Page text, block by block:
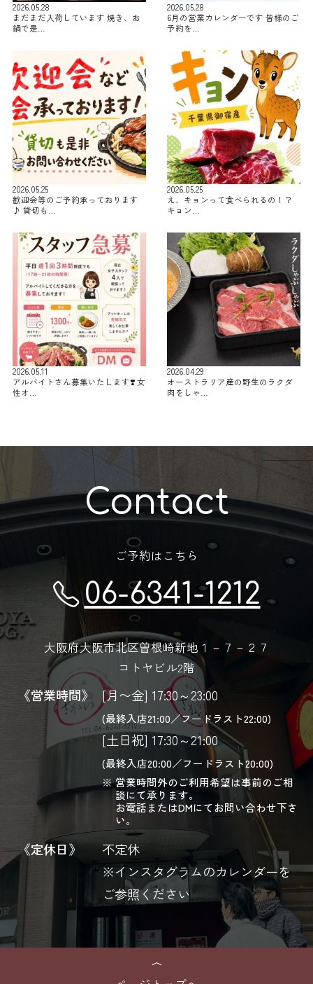
2026.05.28
まだまだ入荷しています 焼き、お
鍋で是…
2026.05.28
6月の営業カレンダーです 皆様のご
予約を…
2026.05.25
歓迎会等のご予約承っております
♪ 貸切も…
2026.05.25
え、キョンって食べられるの！？
キョン…
2026.05.11
アルバイトさん募集いたします❣️ 女
性オ…
2026.04.29
オーストラリア産の野生のラクダ
肉をしゃ…
Contact
ご予約はこちら
06-6341-1212
大阪府大阪市北区曽根崎新地１－７－２７
コトヤビル2階
《営業時間》 [月〜金] 17:30～23:00
(最終入店21:00／フードラスト22:00)
[土日祝] 17:30～21:00
(最終入店20:00／フードラスト20:00)
営業時間外のご利用希望は事前のご相
談にて承ります。
お電話またはDMにてお問い合わせ下さ
い。
《定休日》
不定休
※インスタグラムのカレンダーを
ご参照ください